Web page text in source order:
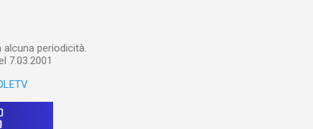
periodicità.
7.03.2001